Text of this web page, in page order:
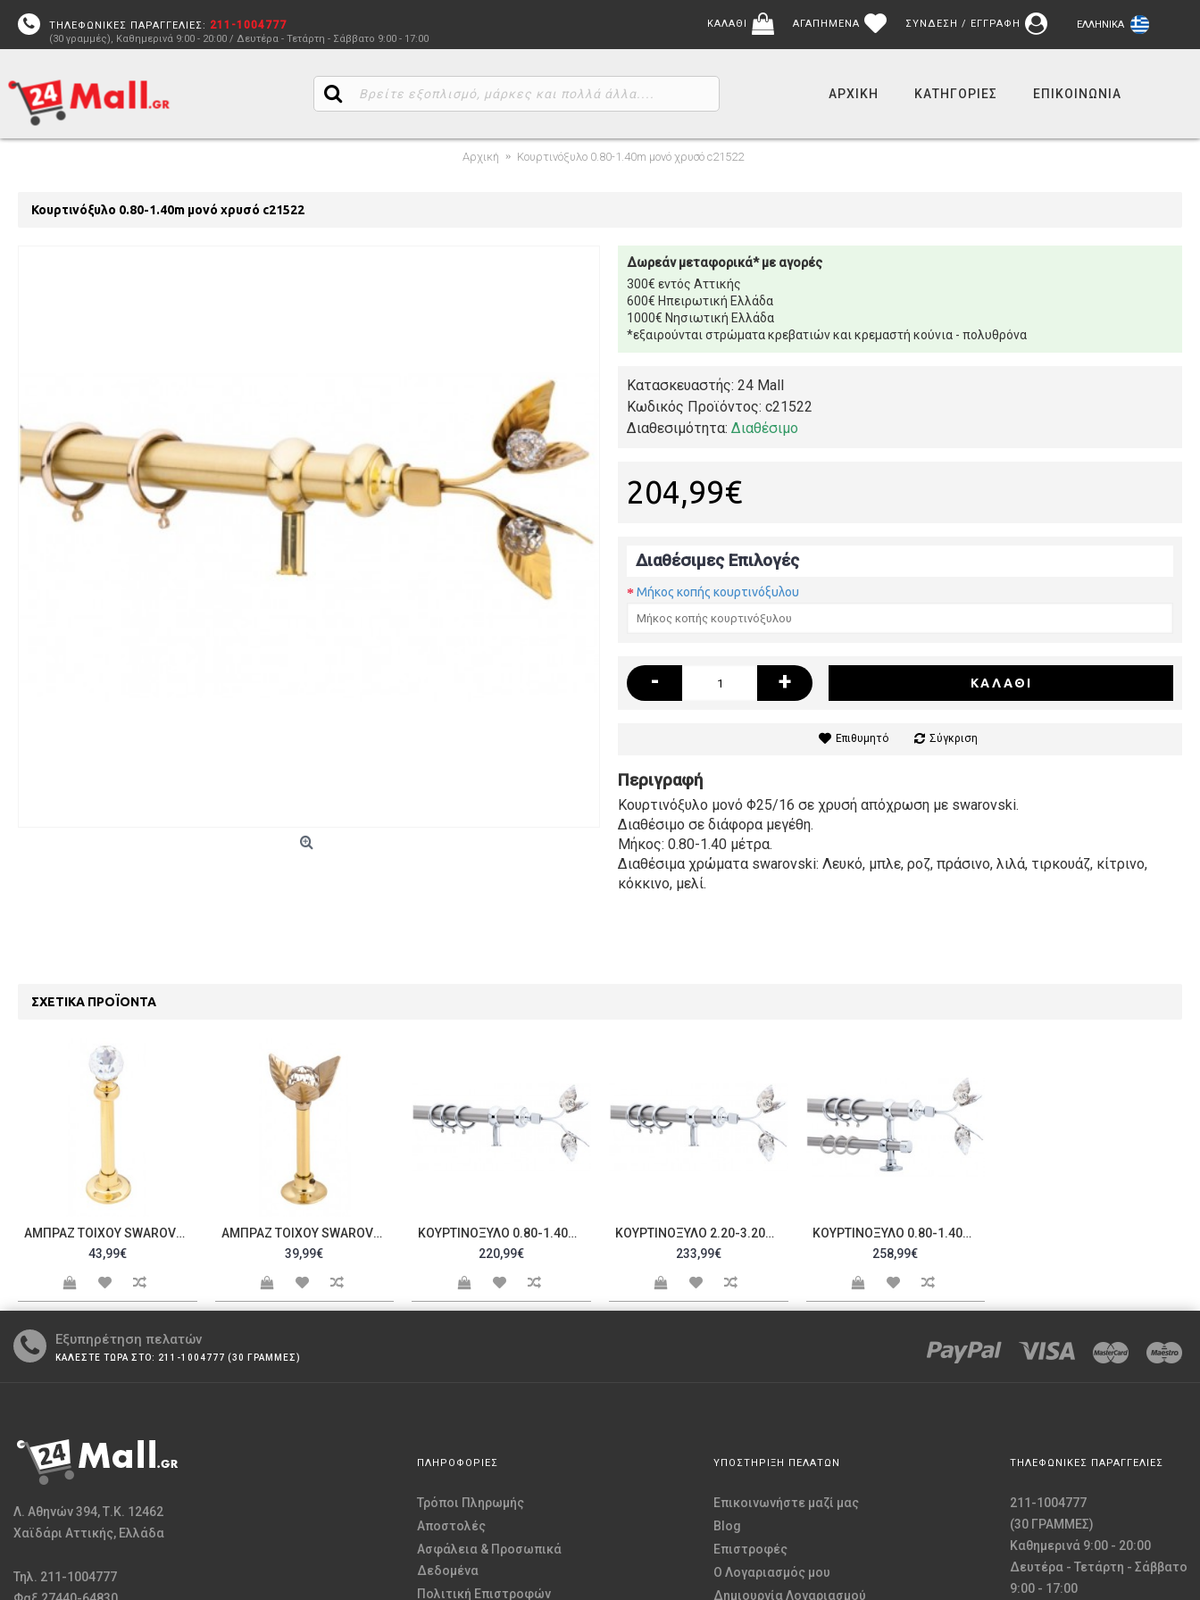
ΤΗΛΕΦΩΝΙΚΕΣ ΠΑΡΑΓΓΕΛΙΕΣ: 211-1004777
(30 γραμμές), Καθημερινά 9:00 - 20:00 / Δευτέρα - Τετάρτη - Σάββατο 9:00 - 17:00
ΕΛΛΗΝΙΚΆ
ΚΑΛΑΘΙ ΑΓΑΠΗΜΕΝΑ ΣΥΝΔΕΣΗ / ΕΓΓΡΑΦΗ
ΑΡΧΙΚΉ ΚΑΤΗΓΟΡΙΕΣ ΕΠΙΚΟΙΝΩΝΊΑ
Αρχική Κουρτινόξυλο 0.80-1.40m μονό χρυσό c21522
Κουρτινόξυλο 0.80-1.40m μονό χρυσό c21522
Δωρεάν μεταφορικά* με αγορές
300€ εντός Αττικής
600€ Ηπειρωτική Ελλάδα
1000€ Νησιωτική Ελλάδα
*εξαιρούνται στρώματα κρεβατιών και κρεμαστή κούνια - πολυθρόνα
Κατασκευαστής: 24 Mall
Κωδικός Προϊόντος: c21522
Διαθεσιμότητα: Διαθέσιμο
204,99€
Διαθέσιμες Επιλογές
Μήκος κοπής κουρτινόξυλου
- + ΚΑΛΆΘΙ
Επιθυμητό Σύγκριση
Περιγραφή
Κουρτινόξυλο μονό Φ25/16 σε χρυσή απόχρωση με swarovski.
Διαθέσιμο σε διάφορα μεγέθη.
Μήκος: 0.80-1.40 μέτρα.
Διαθέσιμα χρώματα swarovski: Λευκό, μπλε, ροζ, πράσινο, λιλά, τιρκουάζ, κίτρινο,
κόκκινο, μελί.
ΣΧΕΤΙΚΆ ΠΡΟΪΌΝΤΑ
ΑΜΠΡΆΖ ΤΟΊΧΟΥ SWAROVSKI C20057
43,99€
ΑΜΠΡΆΖ ΤΟΊΧΟΥ SWAROVSKI C20065
39,99€
ΚΟΥΡΤΙΝΌΞΥΛΟ 0.80-1.40M ΜΟΝΌ ΑΣΗΜΊ C21516
220,99€
ΚΟΥΡΤΙΝΌΞΥΛΟ 2.20-3.20M ΜΟΝΌ ΑΣΗΜΊ C21518
233,99€
ΚΟΥΡΤΙΝΌΞΥΛΟ 0.80-1.40M ΔΙΠΛΌ ΑΣΗΜΊ C21519
258,99€
Εξυπηρέτηση πελατών
ΚΑΛΕΣΤΕ ΤΩΡΑ ΣΤΟ: 211-1004777 (30 ΓΡΑΜΜΕΣ)
Λ. Αθηνών 394, Τ.Κ. 12462
Χαϊδάρι Αττικής, Ελλάδα
Τηλ. 211-1004777
ΠΛΗΡΟΦΟΡΙΕΣ
Τρόποι Πληρωμής
Αποστολές
Ασφάλεια & Προσωπικά
Δεδομένα
Πολιτική Επιστροφών
ΥΠΟΣΤΗΡΙΞΗ ΠΕΛΑΤΩΝ
Επικοινωνήστε μαζί μας
Blog
Επιστροφές
O Λογαριασμός μου
Δημιουργία Λογαριασμού
ΤΗΛΕΦΩΝΙΚΕΣ ΠΑΡΑΓΓΕΛΙΕΣ
211-1004777
(30 ΓΡΑΜΜΕΣ)
Καθημερινά 9:00 - 20:00
Δευτέρα - Τετάρτη - Σάββατο
9:00 - 17:00